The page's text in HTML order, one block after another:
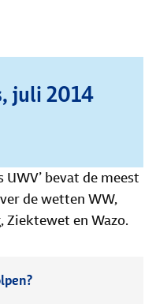
juli 2014
bevat de meest
de wetten WW,
Ziektewet en Wazo.